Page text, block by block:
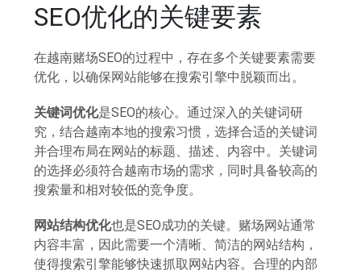
SEO优化的关键要素
在越南赌场SEO的过程中，存在多个关键要素需要
优化，以确保网站能够在搜索引擎中脱颖而出。
关键词优化是SEO的核心。通过深入的关键词研
究，结合越南本地的搜索习惯，选择合适的关键词
并合理布局在网站的标题、描述、内容中。关键词
的选择必须符合越南市场的需求，同时具备较高的
搜索量和相对较低的竞争度。
网站结构优化也是SEO成功的关键。赌场网站通常
内容丰富，因此需要一个清晰、简洁的网站结构，
使得搜索引擎能够快速抓取网站内容。合理的内部